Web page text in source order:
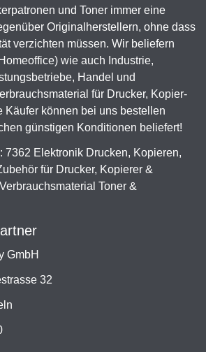
und Toner immer eine
Originalherstellern, ohne dass
verzichten müssen. Wir beliefern
wie auch Industrie,
Handel und
für Drucker, Kopier-
Käufer können bei uns bestellen
günstigen Konditionen beliefert!
7362 Elektronik Drucken, Kopieren,
für Drucker, Kopierer &
Toner &
GmbH
32